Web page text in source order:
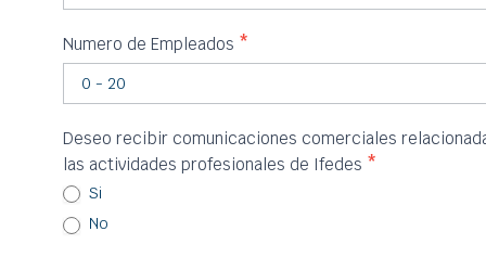
Numero de Empleados *
Deseo recibir comunicaciones comerciales
las actividades profesionales de Ifedes *
Si
No